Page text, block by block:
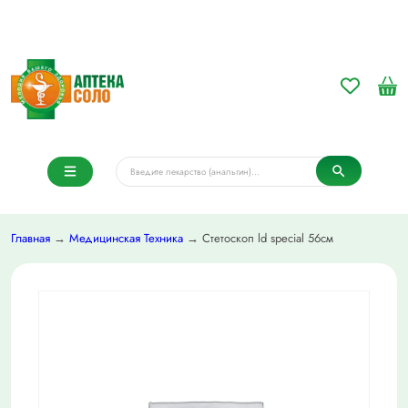
Главная → Медицинская Техника → Стетоскоп ld special 56см